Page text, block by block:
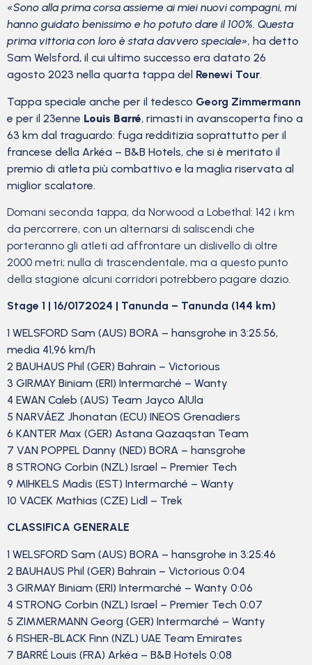
«Sono alla prima corsa assieme ai miei nuovi compagni, mi
hanno guidato benissimo e ho potuto dare il 100%. Questa
prima vittoria con loro è stata davvero speciale», ha detto
Sam Welsford, il cui ultimo successo era datato 26
agosto 2023 nella quarta tappa del Renewi Tour.
Tappa speciale anche per il tedesco Georg Zimmermann
e per il 23enne Louis Barré, rimasti in avanscoperta fino a
63 km dal traguardo: fuga redditizia soprattutto per il
francese della Arkéa – B&B Hotels, che si è meritato il
premio di atleta più combattivo e la maglia riservata al
miglior scalatore.
Domani seconda tappa, da Norwood a Lobethal: 142 i km
da percorrere, con un alternarsi di saliscendi che
porteranno gli atleti ad affrontare un dislivello di oltre
2000 metri; nulla di trascendentale, ma a questo punto
della stagione alcuni corridori potrebbero pagare dazio.
Stage 1 | 16/0172024 | Tanunda – Tanunda (144 km)
1 WELSFORD Sam (AUS) BORA – hansgrohe in 3:25:56,
media 41,96 km/h
2 BAUHAUS Phil (GER) Bahrain – Victorious
3 GIRMAY Biniam (ERI) Intermarché – Wanty
4 EWAN Caleb (AUS) Team Jayco AlUla
5 NARVÁEZ Jhonatan (ECU) INEOS Grenadiers
6 KANTER Max (GER) Astana Qazaqstan Team
7 VAN POPPEL Danny (NED) BORA – hansgrohe
8 STRONG Corbin (NZL) Israel – Premier Tech
9 MIHKELS Madis (EST) Intermarché – Wanty
10 VACEK Mathias (CZE) Lidl – Trek
CLASSIFICA GENERALE
1 WELSFORD Sam (AUS) BORA – hansgrohe in 3:25:46
2 BAUHAUS Phil (GER) Bahrain – Victorious 0:04
3 GIRMAY Biniam (ERI) Intermarché – Wanty 0:06
4 STRONG Corbin (NZL) Israel – Premier Tech 0:07
5 ZIMMERMANN Georg (GER) Intermarché – Wanty
6 FISHER-BLACK Finn (NZL) UAE Team Emirates
7 BARRÉ Louis (FRA) Arkéa – B&B Hotels 0:08